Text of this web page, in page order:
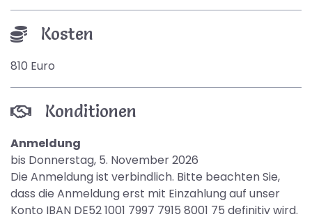
Kosten
810 Euro
Konditionen
Anmeldung
bis Donnerstag, 5. November 2026
Die Anmeldung ist verbindlich. Bitte beachten Sie,
dass die Anmeldung erst mit Einzahlung auf unser
Konto IBAN DE52 1001 7997 7915 8001 75 definitiv wird.